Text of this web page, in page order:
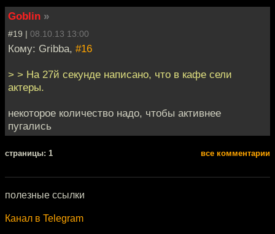
Goblin »
#19 | 08.10.13 13:00
Кому: Gribba, #16
> > На 27й секунде написано, что в кафе сели
актеры.
некоторое количество надо, чтобы активнее
пугались
cтраницы: 1 все комментарии
полезные ссылки
Канал в Telegram